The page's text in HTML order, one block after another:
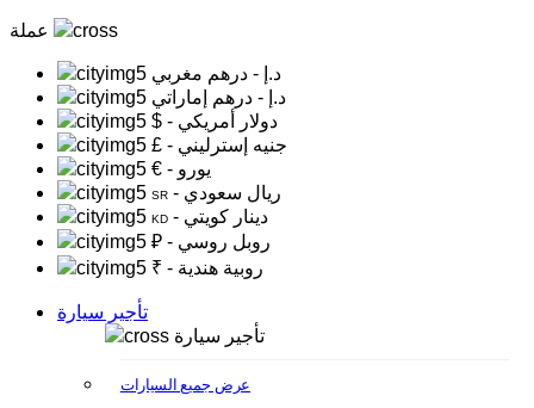
د.إ - درهم مغربي
د.إ - درهم إماراتي
$
- دولار أمريكي
£
- جنيه إسترليني
€
- يورو
SR - ريال سعودي
KD
- دينار كويتي
₽
- روبل روسي
₹
- روبية هندية
تأجير سيارة
تأجير سيارة
عرض جميع السيارات